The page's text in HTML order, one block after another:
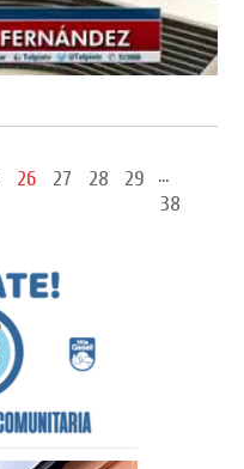
26 27 28 29
...
38